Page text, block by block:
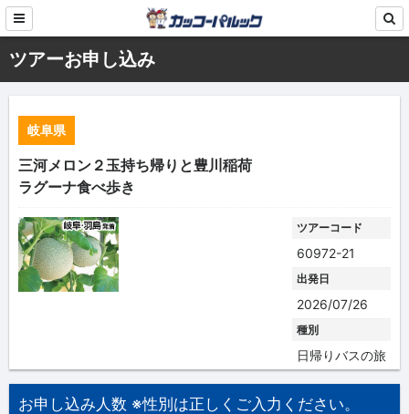
ツアーお申し込み
岐阜県
三河メロン２玉持ち帰りと豊川稲荷
ラグーナ食べ歩き
ツアーコード
60972-21
出発日
2026/07/26
種別
日帰りバスの旅
お申し込み人数 ※性別は正しくご入力ください。